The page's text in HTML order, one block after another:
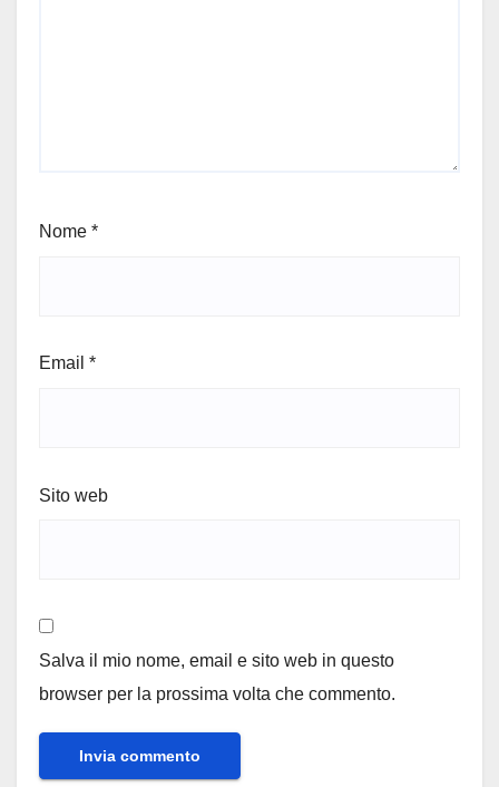
Nome *
Email *
Sito web
Salva il mio nome, email e sito web in questo
browser per la prossima volta che commento.